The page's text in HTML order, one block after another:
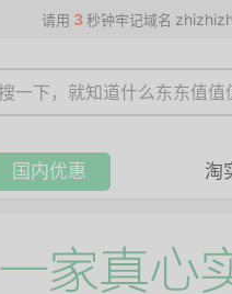
请用 3 秒钟牢记域名
国内优惠 淘